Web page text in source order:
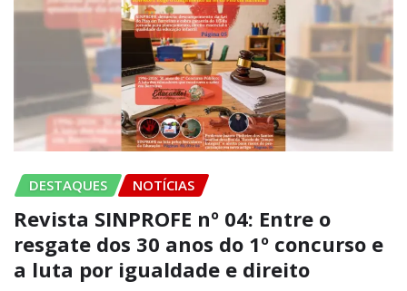
DESTAQUES NOTÍCIAS
Revista SINPROFE nº 04: Entre o
resgate dos 30 anos do 1º concurso e
a luta por igualdade e direito